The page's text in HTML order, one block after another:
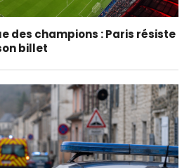
des champions : Paris résiste
billet